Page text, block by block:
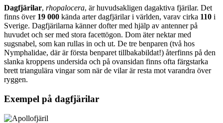
Dagfjärilar, rhopalocera, är huvudsakligen dagaktiva fjärilar. Det
finns över 19 000 kända arter dagfjärilar i världen, varav cirka 110 i
Sverige. Dagfjärilarna känner dofter med hjälp av antenner på
huvudet och ser med stora facettögon. Dom äter nektar med
sugsnabel, som kan rullas in och ut. De tre benparen (två hos
Nymphalidae, där är första benparet tillbakabildat!) återfinns på den
slanka kroppens undersida och på ovansidan finns ofta färgstarka
brett triangulära vingar som när de vilar är resta mot varandra över
ryggen.
Exempel på dagfjärilar